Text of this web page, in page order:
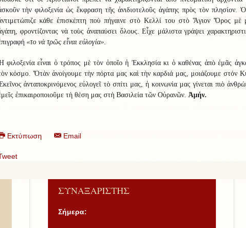
τὴν φιλοξενία ὡς ἔκφραση τῆς ἀνιδιοτελοῦς ἀγάπης πρὸς τὸν πλησίον.
κάθε ἐπισκέπτη ποὺ πήγαινε στὸ Κελλί του στὸ Ἅγιον Ὅρος μὲ
φροντίζοντας νὰ τοὺς ἀναπαύσει ὅλους. Εἶχε μάλιστα γράψει
«το νὰ τρῶς εἶναι εὐλογία».
φιλοξενία εἶναι ὁ τρόπος μὲ τὸν ὁποῖο ἡ Ἐκκλησία κι ὁ καθένας ἀπὸ ἐμᾶς
κόσμο. Ὅτὰν ἀνοίγουμε τὴν πόρτα μας καὶ τὴν καρδιά μας, μοιάζουμε στόν
ἀνταποκρινόμενος εὐλογεῖ τὸ σπίτι μας, ἡ κοινωνία μας γίνεται πιὸ
ἐπικαιροποιοῦμε τὴ θέση μας στὴ Βασιλεία τῶν Οὐρανῶν. Ἀμήν.
Εκτύπωση Email
ΣΥΝΑΞΑΡΙΣΤΗΣ
Σήμερα: